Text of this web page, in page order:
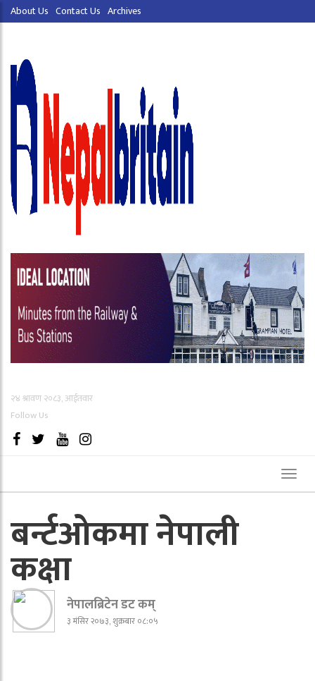
About Us Contact Us Archives
२४ श्रावण २०८३, आईतवार
Follow Us
बर्न्टओकमा नेपाली
कक्षा
नेपालब्रिटेन डट कम्
३ मंसिर २०७३, शुक्रबार ०८:०५